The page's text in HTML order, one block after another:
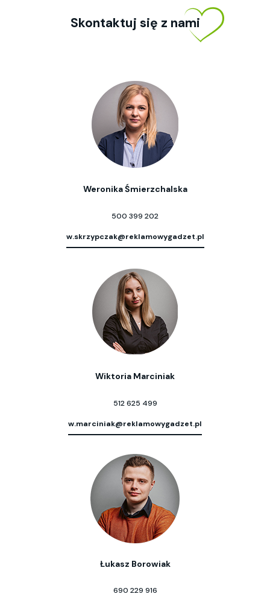
Skontaktuj się z nami
Weronika Śmierzchalska
500 399 202
w.skrzypczak@reklamowygadzet.pl
Wiktoria Marciniak
512 625 499
w.marciniak@reklamowygadzet.pl
Łukasz Borowiak
690 229 916